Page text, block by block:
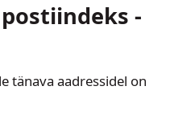
-
tänava aadressidel on